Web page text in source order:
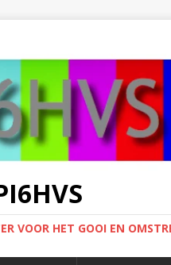
VOOR HET GOOI EN